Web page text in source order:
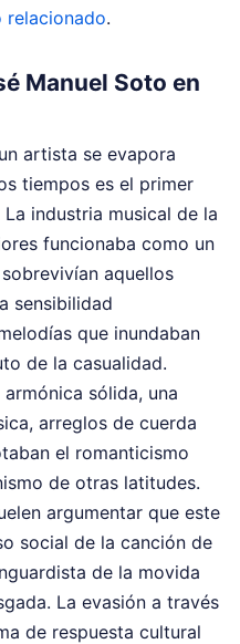
relacionado.
Manuel Soto en
artista se evapora
tiempos es el primer
industria musical de la
funcionaba como un
aquellos
sensibilidad
que inundaban
de la casualidad.
sólida, una
arreglos de cuerda
el romanticismo
de otras latitudes.
argumentar que este
social de la canción de
de la movida
La evasión a través
de respuesta cultural